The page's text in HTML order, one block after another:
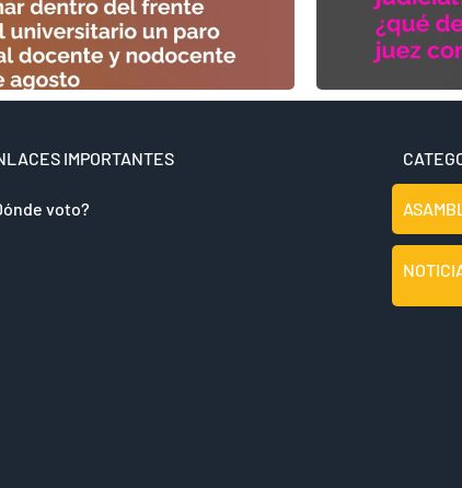
IMPORTANTES
voto?